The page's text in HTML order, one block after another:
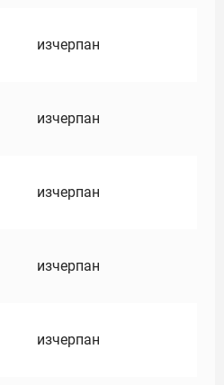
изчерпан
изчерпан
изчерпан
изчерпан
изчерпан